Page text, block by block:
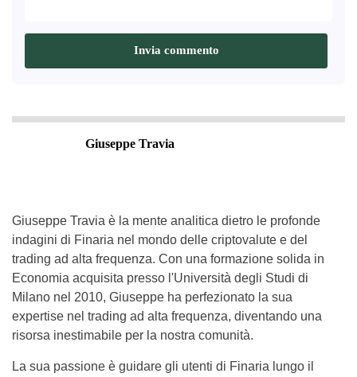
Giuseppe Travia
Giuseppe Travia è la mente analitica dietro le profonde
indagini di Finaria nel mondo delle criptovalute e del
trading ad alta frequenza. Con una formazione solida in
Economia acquisita presso l'Università degli Studi di
Milano nel 2010, Giuseppe ha perfezionato la sua
expertise nel trading ad alta frequenza, diventando una
risorsa inestimabile per la nostra comunità.
La sua passione è guidare gli utenti di Finaria lungo il